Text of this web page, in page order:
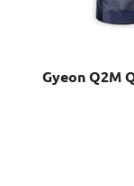
Gyeon Q2M